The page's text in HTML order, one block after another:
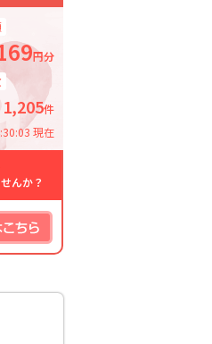
円分
1,205件
現在
んか？